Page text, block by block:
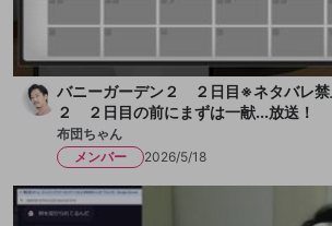
バニーガーデン２ ２日目※ネタバレ
２ ２日目の前にまずは一献...放送！
布団ちゃん
メンバー
2026/5/18